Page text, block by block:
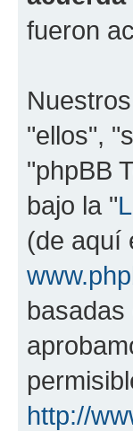
fueron
"ellos",
"phpBB
bajo la "
(de aquí
http://